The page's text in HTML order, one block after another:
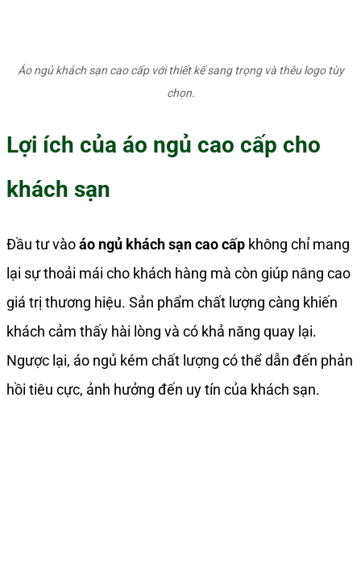
Áo ngủ khách sạn cao cấp với thiết kế sang trọng và thêu logo tùy
chọn.
Lợi ích của áo ngủ cao cấp cho
khách sạn
Đầu tư vàoáo ngủ khách sạn cao cấp không chỉ mang
lại sự thoải mái cho khách hàng mà còn giúp nâng cao
giá trị thương hiệu. Sản phẩm chất lượng càng khiến
khách cảm thấy hài lòng và có khả năng quay lại.
Ngược lại, áo ngủ kém chất lượng có thể dẫn đến phản
hồi tiêu cực, ảnh hưởng đến uy tín của khách sạn.